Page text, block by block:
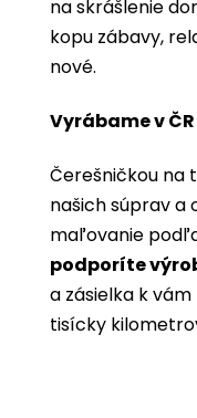
na skrášlenie
kopu zábavy,
nové.
Vyrábame v
Čerešničkou na
našich súprav a
maľovanie
podporíte
a zásielka k
tisícky